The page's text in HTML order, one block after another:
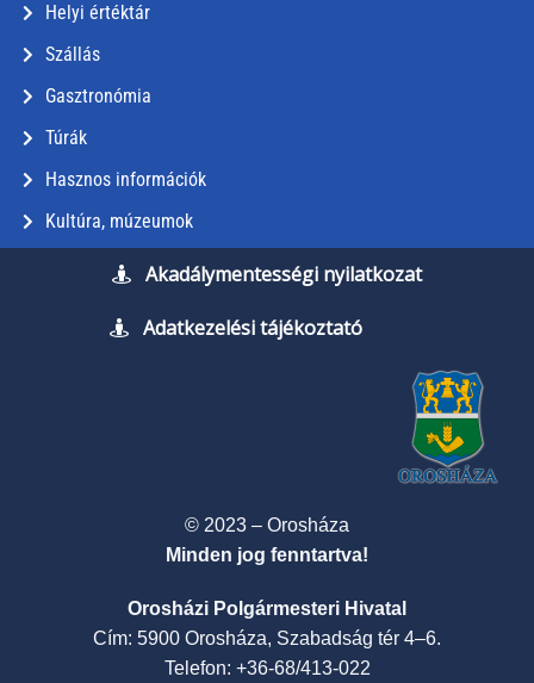
Helyi értéktár
Szállás
Gasztronómia
Túrák
Hasznos információk
Kultúra, múzeumok
Akadálymentességi nyilatkozat
Adatkezelési tájékoztató
© 2023 – Orosháza
Minden jog fenntartva!
Orosházi Polgármesteri Hivatal
Cím: 5900 Orosháza, Szabadság tér 4–6.
Telefon: +36-68/413-022